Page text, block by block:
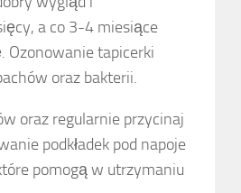
a co 3-4 miesiące
Ozonowanie tapicerki
oraz bakterii.
oraz regularnie przycinaj
podkładek pod napoje
pomogą w utrzymaniu